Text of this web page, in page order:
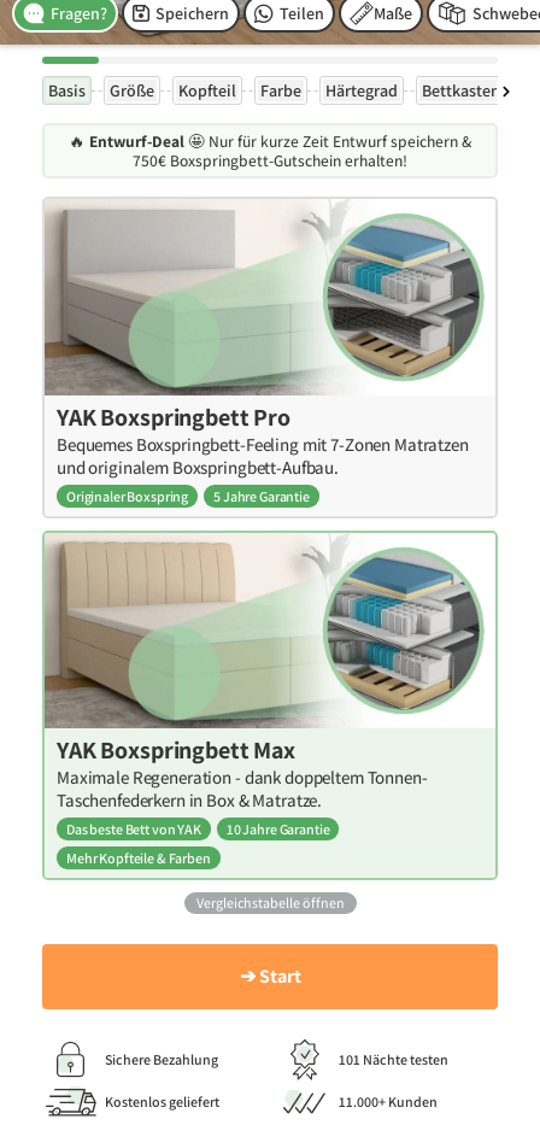
Fragen? Maße
Speichern Teilen
Basis Größe Kopfteil Farbe Härtegrad Bettkasten
🔥 Entwurf-Deal🤩 Nur für kurze Zeit Entwurf speichern &
750€ Boxspringbett-Gutschein erhalten!
YAK Boxspringbett Pro
Bequemes Boxspringbett-Feeling mit 7-Zonen Matratzen
und originalem Boxspringbett-Aufbau.
Originaler Boxspring 5 Jahre Garantie
YAK Boxspringbett Max
Maximale Regeneration - dank doppeltem Tonnen-
Taschenfederkern in Box & Matratze.
Das beste Bett von YAK
10 Jahre Garantie
Mehr Kopfteile & Farben
Vergleichstabelle öffnen
➔ Start
Sichere Bezahlung 101 Nächte testen
Kostenlos geliefert 11.000+ Kunden